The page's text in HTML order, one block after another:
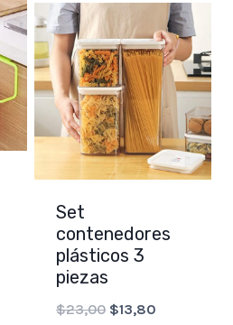
Set
contenedores
plásticos 3
piezas
$23,00 Original
$13,80